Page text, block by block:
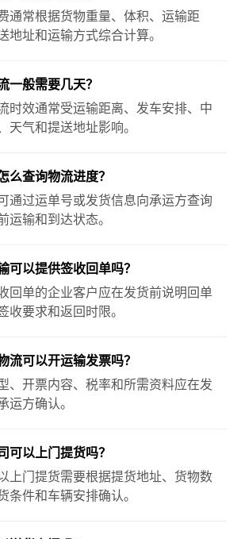
通常根据货物重量、体积、运输距
地址和运输方式综合计算。
一般需要几天？
时效通常受运输距离、发车安排、中
天气和提送地址影响。
么查询物流进度？
通过运单号或发货信息向承运方查询
运输和到达状态。
可以提供签收回单吗？
回单的企业客户应在发货前说明回单
收要求和返回时限。
流可以开运输发票吗？
、开票内容、税率和所需资料应在发
运方确认。
可以上门提货吗？
上门提货需要根据提货地址、货物数
条件和车辆安排确认。